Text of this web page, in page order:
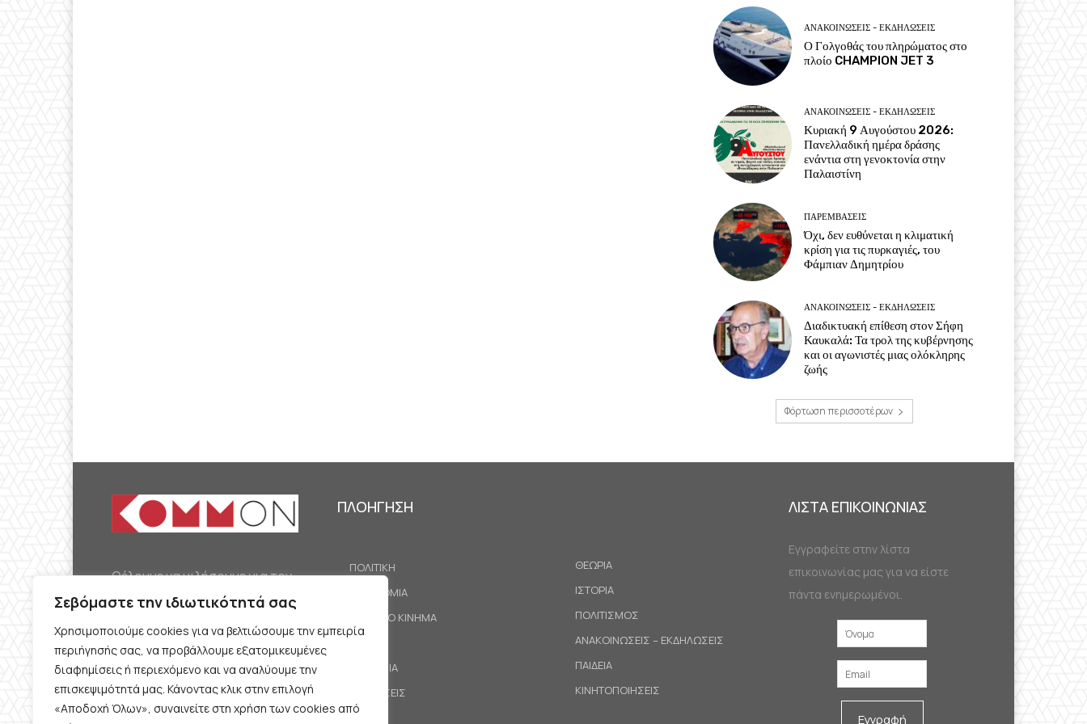
Σεβόμαστε την ιδιωτικότητά σας
Χρησιμοποιούμε cookies για να βελτιώσουμε την εμπειρία
περιήγησής σας, να προβάλλουμε εξατομικευμένες
διαφημίσεις ή περιεχόμενο και να αναλύουμε την
επισκεψιμότητά μας. Κάνοντας κλικ στην επιλογή
«Αποδοχή Όλων», συναινείτε στη χρήση των cookies από
ΑΝΑΚΟΙΝΩΣΕΙΣ - ΕΚΔΗΛΩΣΕΙΣ
Ο Γολγοθάς του πληρώματος στο
πλοίο CHAMPION JET 3
ΑΝΑΚΟΙΝΩΣΕΙΣ - ΕΚΔΗΛΩΣΕΙΣ
Κυριακή 9 Αυγούστου 2026:
Πανελλαδική ημέρα δράσης
ενάντια στη γενοκτονία στην
Παλαιστίνη
ΠΑΡΕΜΒΑΣΕΙΣ
Όχι, δεν ευθύνεται η κλιματική
κρίση για τις πυρκαγιές, του
Φάμπιαν Δημητρίου
ΑΝΑΚΟΙΝΩΣΕΙΣ - ΕΚΔΗΛΩΣΕΙΣ
Διαδικτυακή επίθεση στον Σήφη
Καυκαλά: Τα τρολ της κυβέρνησης
και οι αγωνιστές μιας ολόκληρης
ζωής
Φόρτωση περισσοτέρων
Θέλουμε να μιλήσουμε για τον
κομμουνισμό της εποχής μας,
την αναγκαία αλλά όχι
δεδομένη προοπτική.
Θέλουμε να μιλήσουμε
ταυτόχρονα για την
καθημερινή επιβίωση και τον
ΠΛΟΗΓΗΣΗ
ΠΟΛΙΤΙΚΗ
ΟΙΚΟΝΟΜΙΑ
ΕΡΓΑΤΙΚΟ ΚΙΝΗΜΑ
ΚΟΙΝΩΝΙΑ
ΠΡΟΤΑΣΕΙΣ
ΘΕΩΡΙΑ
ΙΣΤΟΡΙΑ
ΠΟΛΙΤΙΣΜΟΣ
ΑΝΑΚΟΙΝΩΣΕΙΣ – ΕΚΔΗΛΩΣΕΙΣ
ΠΑΙΔΕΙΑ
ΚΙΝΗΤΟΠΟΙΗΣΕΙΣ
ΛΙΣΤΑ ΕΠΙΚΟΙΝΩΝΙΑΣ
Εγγραφείτε στην λίστα
επικοινωνίας μας για να είστε
πάντα ενημερωμένοι.
Εγγραφή